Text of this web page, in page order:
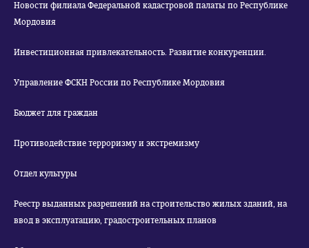
Новости филиала Федеральной кадастровой палаты по Республике
Мордовия
Инвестиционная привлекательность. Развитие конкуренции.
Управление ФСКН России по Республике Мордовия
Бюджет для граждан
Противодействие терроризму и экстремизму
Отдел культуры
Реестр выданных разрешений на строительство жилых зданий, на
ввод в эксплуатацию, градостроительных планов